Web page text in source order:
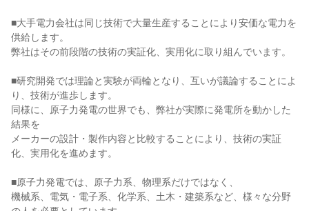
■大手電力会社は同じ技術で大量生産することにより安価な電力を
供給します。
弊社はその前段階の技術の実証化、実用化に取り組んでいます。
■研究開発では理論と実験が両輪となり、互いが議論することによ
り、技術が進歩します。
同様に、原子力発電の世界でも、弊社が実際に発電所を動かした
結果を
メーカーの設計・製作内容と比較することにより、技術の実証
化、実用化を進めます。
■原子力発電では、原子力系、物理系だけではなく、
機械系、電気・電子系、化学系、土木・建築系など、様々な分野